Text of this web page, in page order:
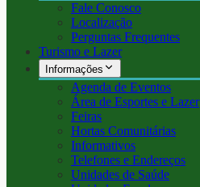
Fale Conosco
Localização
Perguntas Frequentes
Turismo e Lazer
Informações
Agenda de Eventos
Área de Esportes e Lazer
Feiras
Hortas Comunitárias
Informativos
Telefones e Endereços
Unidades de Saúde